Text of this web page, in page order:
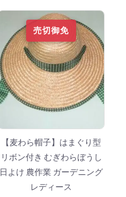
売切御免
【麦わら帽子】はまぐり型
リボン付き むぎわらぼうし
日よけ 農作業 ガーデニング
レディース